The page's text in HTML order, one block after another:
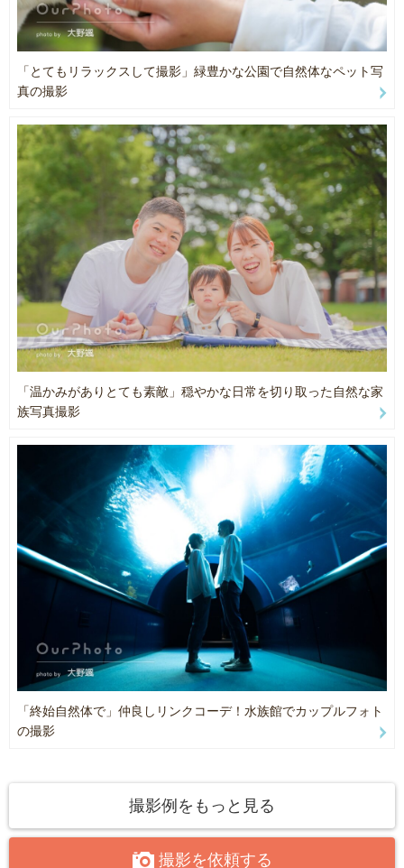
日常写真や、友達・家族との思い出を撮影してほしい、
急遽明日撮ってほしいなどなど・・・
どんな内容でもお気軽にご予約・ご相談お待ちしております。
◆イベントに使う写真がほしい
◆大会の思い出をプロに撮って欲しい
◆子どもの頑張ってる姿を撮って欲しい
https://www.instagram.com/ooono.photograph/
【得意な撮影】
スポーツ
プロフィール撮影
イベント
商品撮影
所有機材
【カメラ】
SONY α9
SONY α7RⅣ
【レンズ】
SAMYANG 16mmf2.8
SONY 85mm f1.8
SONY 100－400mmGM
TAMRON 28-75mm f2.8
「とてもリラックスして撮影」緑豊かな公園で自然体なペット写
真の撮影
「温かみがありとても素敵」穏やかな日常を切り取った自然な家
族写真撮影
「終始自然体で」仲良しリンクコーデ！水族館でカップルフォト
の撮影
撮影例をもっと見る
撮影を依頼する